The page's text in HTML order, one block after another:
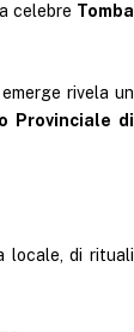
celebre Tomba
rivela un
Provinciale di
locale, di rituali